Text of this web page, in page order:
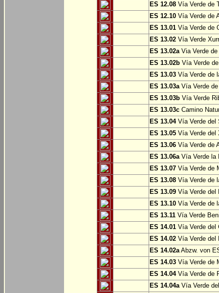
ES 12.08 Vía Verde de
ES 12.10 Vía Verde de
ES 13.01 Vía Verde de
ES 13.02 Vía Verde
ES 13.02aVia Verde de
ES 13.02b Vía Verde
ES 13.03 Vía Verde de
ES 13.03aVía Verde de
ES 13.03b Vía Verde
ES 13.03c Camino
ES 13.04Vía Verde del
ES 13.05 Vía Verde del
ES 13.06 Vía Verde de
ES 13.06aVía Verde la
ES 13.07 Vía Verde de
ES 13.08 Vía Verde de
ES 13.09 Vía Verde del
ES 13.10 Vía Verde de
ES 13.11 Vía Verde
ES 14.01 Vía Verde del
ES 14.02 Vía Verde del
ES 14.02aAbzw. von
ES 14.03 Vía Verde de
ES 14.04Vía Verde de
ES 14.04aVía Verde